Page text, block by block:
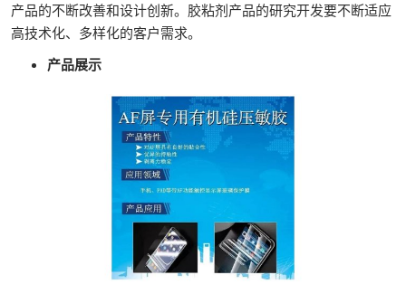
产品的不断改善和设计创新。胶粘剂产品的研究开发要不断适应
高技术化、多样化的客户需求。
产品展示